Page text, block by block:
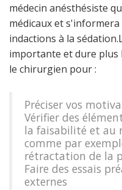
médecin anésthésiste
médicaux et
indactions à la
importante et dure plus
le chirurgien pour :
Préciser vos
Vérifier des
la faisabilité et au
comme par
rétractation de la
Faire des essais
externes